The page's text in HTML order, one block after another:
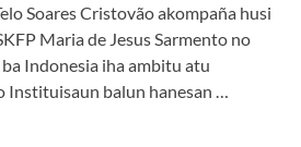
Soares Cristovão akompaña husi
Maria de Jesus Sarmento no
Indonesia iha ambitu atu
Instituisaun balun hanesan …